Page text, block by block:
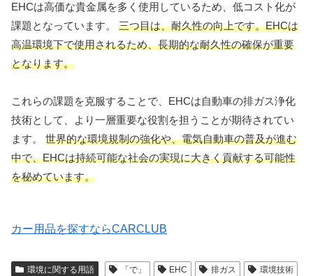
EHCは高価な貴金属を多く使用しているため、低コスト化が
課題となっています。 三つ目は、耐久性の向上です。EHCは
高温環境下で使用されるため、長期的な耐久性の確保が重要
となります。
これらの課題を克服することで、EHCは自動車の排ガス浄化
技術として、より一層重要な役割を担うことが期待されてい
ます。 世界的な環境規制の強化や、電気自動車の普及が進む
中で、EHCは持続可能な社会の実現に大きく貢献する可能性
を秘めています。
カー用品を探すならCARCLUB
環境に関する用語 「で」 EHC 排ガス
環境技術